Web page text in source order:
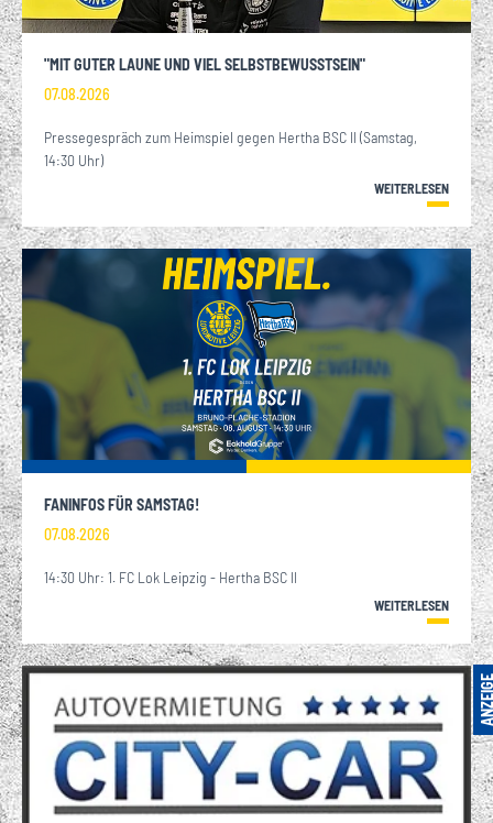
"MIT GUTER LAUNE UND VIEL SELBSTBEWUSSTSEIN"
07.08.2026
Pressegespräch zum Heimspiel gegen Hertha BSC II (Samstag,
14:30 Uhr)
WEITERLESEN
FANINFOS FÜR SAMSTAG!
07.08.2026
14:30 Uhr: 1. FC Lok Leipzig - Hertha BSC II
WEITERLESEN